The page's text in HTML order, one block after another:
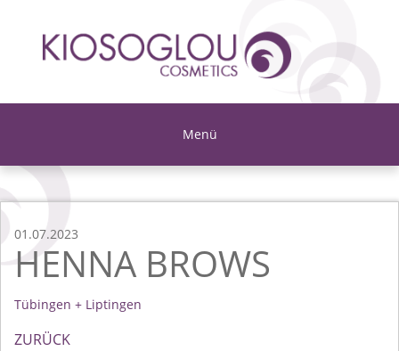
Menü
01.07.2023
HENNA BROWS
Tübingen + Liptingen
ZURÜCK